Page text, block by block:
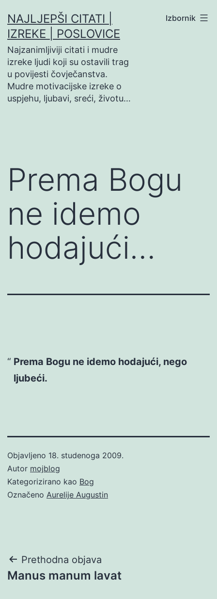
na
sadržaj
NAJLJEPŠI CITATI |
IZREKE | POSLOVICE
Najzanimljiviji citati i mudre
izreke ljudi koji su ostavili trag
u povijesti čovječanstva.
Mudre motivacijske izreke o
uspjehu, ljubavi, sreći, životu…
Izbornik
Prema Bogu
ne idemo
hodajući…
Prema Bogu ne idemo hodajući, nego
ljubeći.
Objavljeno 18. studenoga 2009.
Autor mojblog
Kategorizirano kao Bog
Označeno Aurelije Augustin
Navigacija
objava
Prethodna objava
Manus manum lavat